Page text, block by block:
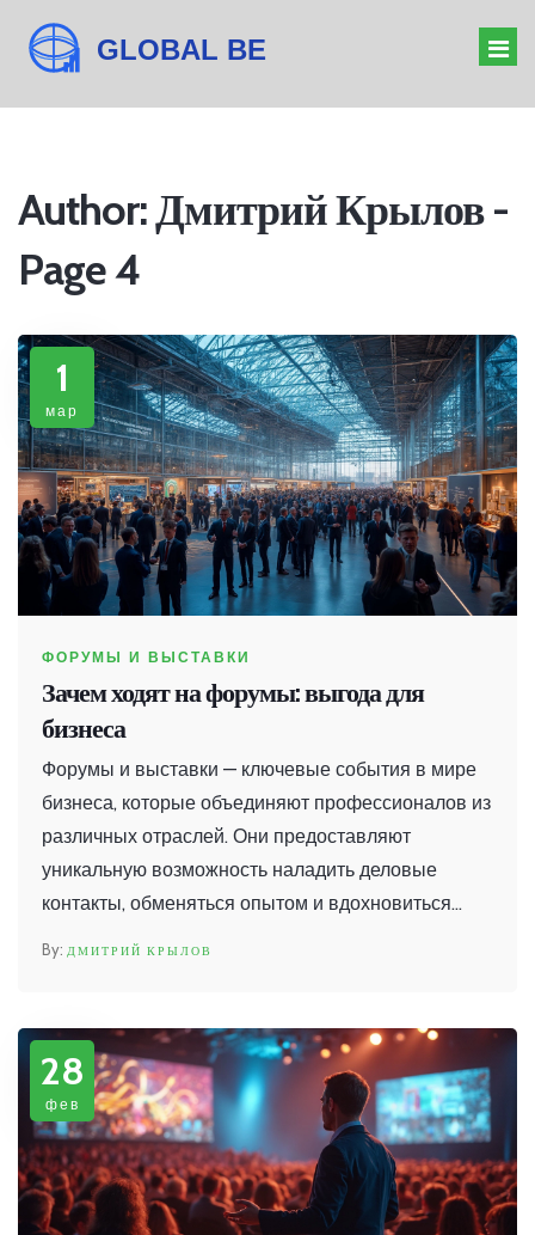
БАРЬЕРЫ БИЗНЕСА
ДРЕСС-КОД КОНФЕРЕНЦИИ
Author: Дмитрий Крылов -
Page 4
1
мар
ФОРУМЫ И ВЫСТАВКИ
Зачем ходят на форумы: выгода для
бизнеса
Форумы и выставки — ключевые события в мире
бизнеса, которые объединяют профессионалов из
различных отраслей. Они предоставляют
уникальную возможность наладить деловые
контакты, обменяться опытом и вдохновиться
стратегий развития компаний. Во время
посещения форумов можно сделать шаг на
несколько шагов вперед в карьерном пути, найдя
новых партнёров и клиентов.
ДМИТРИЙ КРЫЛОВ
28
фев